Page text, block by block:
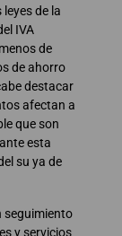
de la
IVA
de
de ahorro
destacar
afectan a
que son
esta
su ya de
seguimiento
y servicios